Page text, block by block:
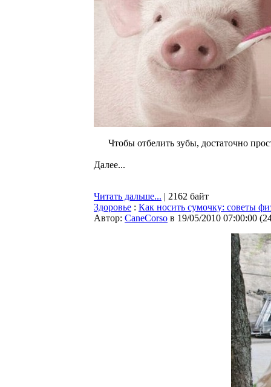
Чтобы отбелить зубы, достаточно
Далее...
Читать дальше... | 2162 байт
Здоровье : Как носить сумочку: советы
Автор: CaneCorso в 19/05/2010 07:00:00 (